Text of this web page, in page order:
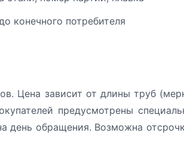
конечного потребителя
Цена зависит от длины труб
предусмотрены
обращения. Возможна